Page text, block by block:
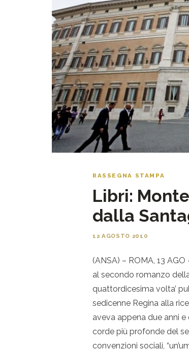
RASSEGNA STAMPA
Libri:
dalla
12 AGOSTO 2010
(ANSA) – ROMA, 13
al secondo romanzo
quattordicesima volta’
sedicenne Regina alla
aveva appena due anni
corde più profonde del
convenzioni sociali,